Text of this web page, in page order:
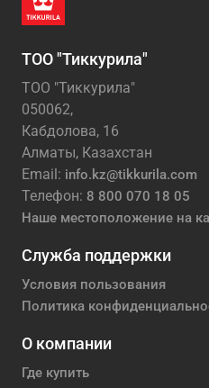
ТОО "Тиккурила"
ТОО "Тиккурила"
050062,
Кабдолова, 16
Алматы, Казахстан
Email: info.kz@tikkurila.com
Телефон: 8 800 070 18 05
Наше местоположение на
Служба поддержки
Условия пользования
Политика
О компании
Где купить